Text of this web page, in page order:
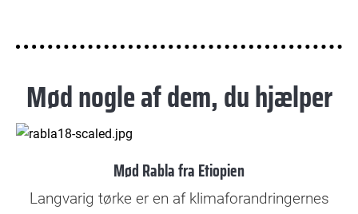
Mød nogle af dem, du hjælper
Mød Rabla fra Etiopien
Langvarig tørke er en af klimaforandringernes